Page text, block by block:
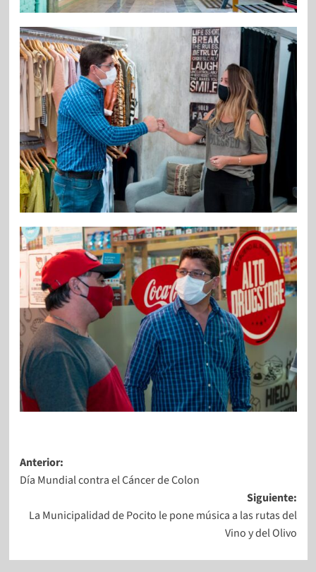
Anterior:
Día Mundial contra el Cáncer de Colon
Siguiente:
La Municipalidad de Pocito le pone música a las rutas del
Vino y del Olivo